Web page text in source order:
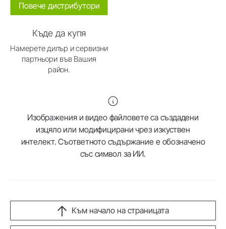
Повече дистрибутори
Къде да купя
Намерете дилър и сервизни
партньори във Вашия
район.
Изображения и видео файловете са създадени
изцяло или модифицирани чрез изкуствен
интелект. Съответното съдържание е обозначено
със символ за ИИ.
Към начало на страницата